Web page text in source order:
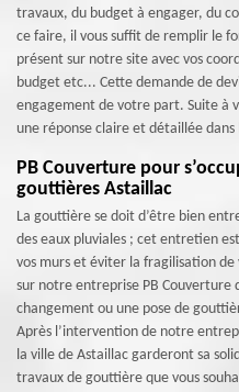
travaux, du budget à engager, du
ce faire, il vous suffit de remplir le
présent sur notre site avec vos
budget etc... Cette demande de
engagement de votre part. Suite à
une réponse claire et détaillée dans
PB Couverture pour
gouttières Astaillac
La gouttière se doit d’être bien
des eaux pluviales ; cet entretien
vos murs et éviter la fragilisation
sur notre entreprise PB
changement ou une pose de
Après l’intervention de notre
la ville de Astaillac garderont sa
travaux de gouttière que vous